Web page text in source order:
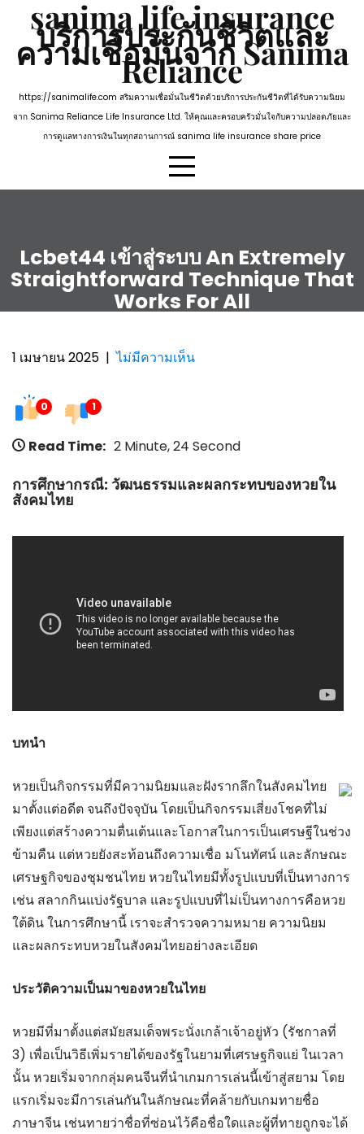
content
sanima life insurance
บริการประกันชีวิตและ
ความเชื่อมั่นจาก Sanima
Reliance
https://sanimalife.com สริมความเชื่อมั่นในชีวิตด้วยบริการประกันชีวิตที่ได้รับความนิยม
จาก Sanima Reliance Life Insurance Ltd. ให้คุณและครอบครัวมั่นใจกับความปลอดภัยและ
การดูแลทางการเงินในทุกสถานการณ์ sanima life insurance share price
Lcbet44 เข้าสู่ระบบ An Extremely
Straightforward Technique That
Works For All
1 เมษายน 2025 |ไม่มีความเห็น
0 1
Read Time: 2 Minute, 24 Second
การศึกษากรณี: วัฒนธรรมและผลกระทบของหวยใน
สังคมไทย
บทนำ
หวยเป็นกิจกรรมที่มีความนิยมและฝังรากลึกในสังคมไทย
มาตั้งแต่อดีต จนถึงปัจจุบัน โดยเป็นกิจกรรมเสี่ยงโชคที่ไม่
เพียงแต่สร้างความตื่นเต้นและโอกาสในการเป็นเศรษฐีในช่วง
ข้ามคืน แต่หวยยังสะท้อนถึงความเชื่อ มโนทัศน์ และลักษณะ
เศรษฐกิจของชุมชนไทย หวยในไทยมีทั้งรูปแบบที่เป็นทางการ
เช่น สลากกินแบ่งรัฐบาล และรูปแบบที่ไม่เป็นทางการคือหวย
ใต้ดิน ในการศึกษานี้ เราจะสำรวจความหมาย ความนิยม
และผลกระทบหวยในสังคมไทยอย่างละเอียด
ประวัติความเป็นมาของหวยในไทย
หวยมีที่มาตั้งแต่สมัยสมเด็จพระนั่งเกล้าเจ้าอยู่หัว (รัชกาลที่
3) เพื่อเป็นวิธีเพิ่มรายได้ของรัฐในยามที่เศรษฐกิจแย่ ในเวลา
นั้น หวยเริ่มจากกลุ่มคนจีนที่นำเกมการเล่นนี้เข้าสู่สยาม โดย
แรกเริ่มจะมีการเล่นกันในลักษณะที่คล้ายกับเกมทายชื่อ
ภาษาจีน เช่นทายว่าชื่อที่ซ่อนไว้คือชื่อใดและผู้ที่ทายถูกจะได้